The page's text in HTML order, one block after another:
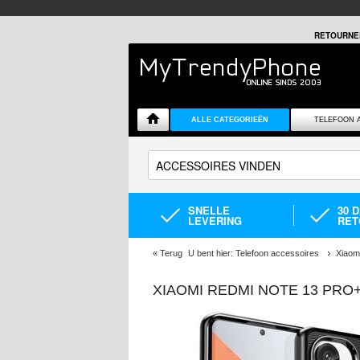
ALLE CATEGORIEËN TELEFOON
SNELLE
LEVERING
30
« Terug U bent hier: Telefoon accessoires
XIAOMI REDMI NOTE 13